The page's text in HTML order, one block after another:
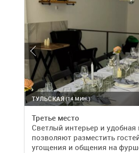
(14 МИН.)
ТУЛЬСКАЯ
Третье место
Светлый интерьер и удобная
позволяют разместить
угощения и общения на